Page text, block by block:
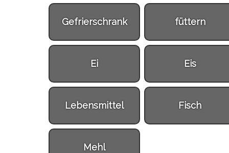
Gefrierschrank füttern
Ei Eis
Lebensmittel Fisch
Mehl